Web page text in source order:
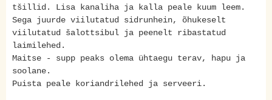
tšillid. Lisa kanaliha ja kalla peale kuum leem.
Sega juurde viilutatud sidrunhein, õhukeselt
viilutatud šalottsibul ja peenelt ribastatud
laimilehed.
Maitse - supp peaks olema ühtaegu terav, hapu ja
soolane.
Puista peale koriandrilehed ja serveeri.